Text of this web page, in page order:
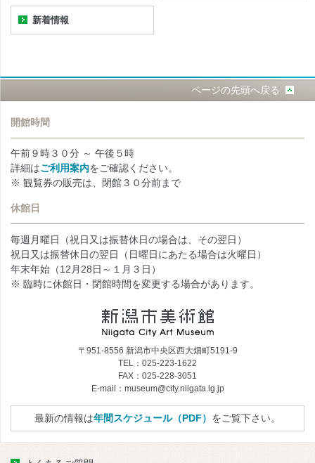
新着情報
ページの先頭へ戻る
開館時間
午前９時３０分 ～ 午後５時
詳細はご利用案内をご確認ください。
※ 観覧券の販売は、閉館３０分前まで
休館日
毎週月曜日（祝日又は振替休日の場合は、その翌日）
祝日又は振替休日の翌日（日曜日にあたる場合は火曜日）
年末年始（12月28日～１月３日）
※ 臨時に休館日・閉館時間を変更する場合があります。
〒951-8556 新潟市中央区西大畑町5191-9
TEL：025-223-1622
FAX：025-228-3051
E-mail：museum@city.niigata.lg.jp
最新の情報は年間スケジュール（PDF） をご覧下さい。